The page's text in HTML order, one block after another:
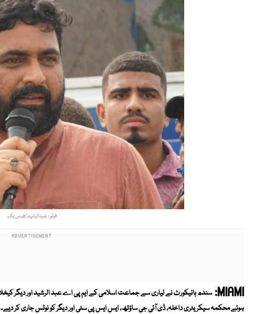
فوٹو : عبدالرشید/فیس بک
MIAMI:
ہوئے محکمہ سیکریٹری داخلہ، ڈی آئی جی ساؤتھ، ایس ایس پی سٹی اور دیگر کو نوٹس جاری کر دیے۔